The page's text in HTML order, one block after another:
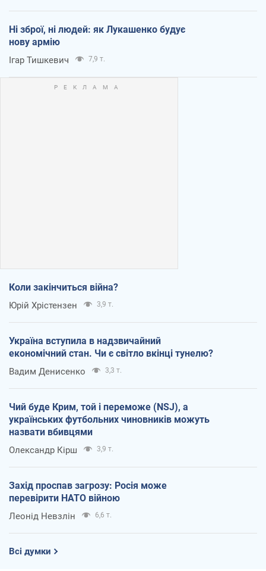
Ні зброї, ні людей: як Лукашенко будує
нову армію
Ігар Тишкевич 7,9 т.
Коли закінчиться війна?
Юрій Хрістензен 3,9 т.
Україна вступила в надзвичайний
економічний стан. Чи є світло вкінці тунелю?
Вадим Денисенко 3,3 т.
Чий буде Крим, той і переможе (NSJ), а
українських футбольних чиновників можуть
назвати вбивцями
Олександр Кірш 3,9 т.
Захід проспав загрозу: Росія може
перевірити НАТО війною
Леонід Невзлін 6,6 т.
Всі думки